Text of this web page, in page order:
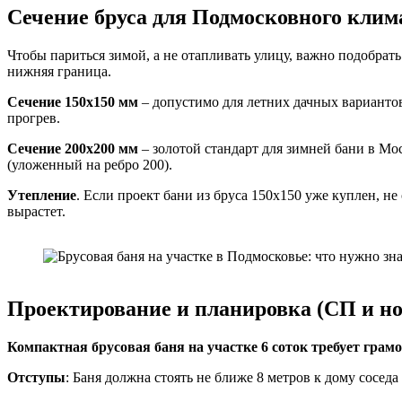
Сечение бруса для Подмосковного
Чтобы париться зимой, а не отапливать улицу, важно
нижняя граница.
Сечение 150х150 мм – допустимо для летних дачных
прогрев.
Сечение 200х200 мм – золотой стандарт для зимней бани в
(уложенный на ребро 200).
Утепление. Если проект бани из бруса 150х150 уже куплен,
вырастет.
Проектирование и планировка (СП и
Компактная брусовая баня на участке 6 соток требует
Отступы: Баня должна стоять не ближе 8 метров к дому